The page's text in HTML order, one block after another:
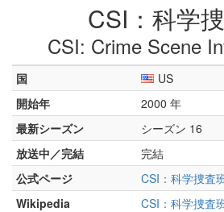
CSI：科学
CSI: Crime Scene
国
US
開始年
2000 年
最新シーズン
シーズン 16
放送中／完結
完結
公式ページ
CSI：科学捜査
Wikipedia
CSI：科学捜査